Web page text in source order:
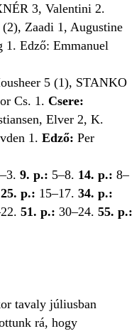
3, Valentini 2.
Zaadi 1, Augustine
Edző: Emmanuel
5 (1), STANKO
Cs. 1. Csere:
Elver 2, K.
1. Edző: Per
9. p.: 5–8. 14. p.: 8–
25. p.: 15–17. 34. p.:
51. p.: 30–24. 55. p.:
tavaly júliusban
rá, hogy